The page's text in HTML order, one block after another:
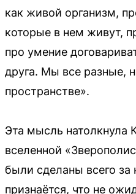
как живой организм,
которые в нем живут,
про умение
друга. Мы все разные,
пространстве».
Эта мысль натолкнула
вселенной
были сделаны всего за
признаётся, что не